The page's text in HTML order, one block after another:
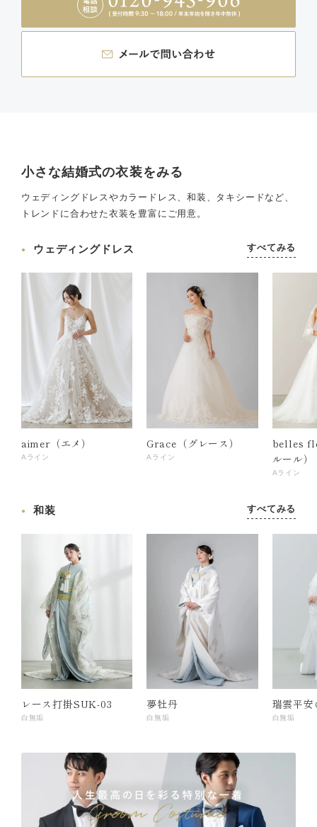
小さな結婚式の衣装をみる
ウェディングドレスやカラードレス、和装、タキシードなど、
トレンドに合わせた衣装を豊富にご用意。
ウェディングドレス すべてみる
aimer（エメ）
Aライン
Grace（グレース）
Aライン
belles
ルール）
Aライン
和装 すべてみる
レース打掛SUK-03
白無垢
夢牡丹
白無垢
瑞雲平安
白無垢